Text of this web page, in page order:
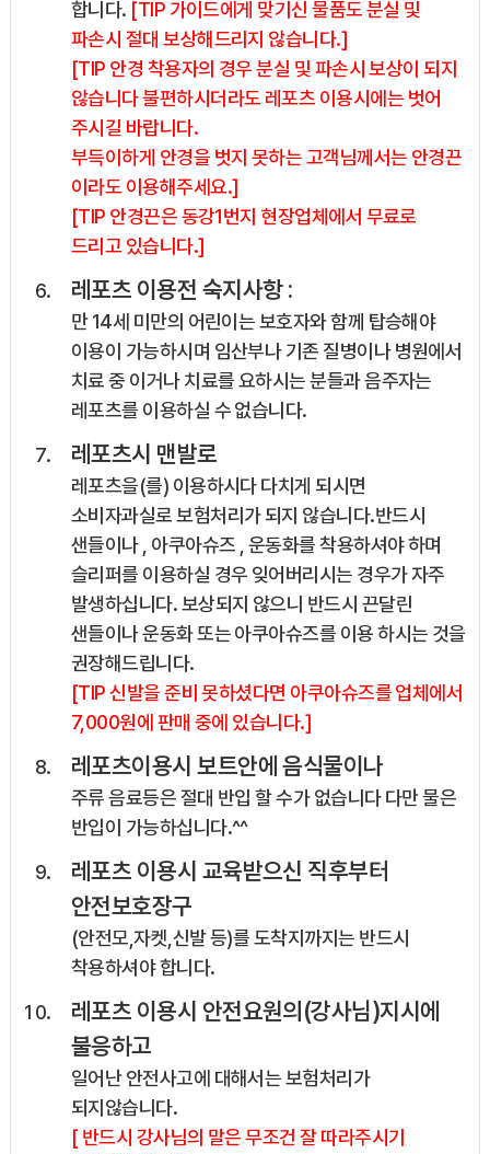
합니다. [TIP 가이드에게 맞기신 물품도 분실 및
파손시 절대 보상해드리지 않습니다.]
[TIP 안경 착용자의 경우 분실 및 파손시 보상이 되지
않습니다 불편하시더라도 레포츠 이용시에는 벗어
주시길 바랍니다.
부득이하게 안경을 벗지 못하는 고객님께서는 안경끈
이라도 이용해주세요.]
[TIP 안경끈은 동강1번지 현장업체에서 무료로
드리고 있습니다.]
레포츠 이용전 숙지사항 :
만 14세 미만의 어린이는 보호자와 함께 탑승해야
이용이 가능하시며 임산부나 기존 질병이나 병원에서
치료 중 이거나 치료를 요하시는 분들과 음주자는
레포츠를 이용하실 수 없습니다.
레포츠시 맨발로
레포츠을(를) 이용하시다 다치게 되시면
소비자과실로 보험처리가 되지 않습니다.반드시
샌들이나 , 아쿠아슈즈 , 운동화를 착용하셔야 하며
슬리퍼를 이용하실 경우 잊어버리시는 경우가 자주
발생하십니다. 보상되지 않으니 반드시 끈달린
샌들이나 운동화 또는 아쿠아슈즈를 이용 하시는 것을
권장해드립니다.
[TIP 신발을 준비 못하셨다면 아쿠아슈즈를 업체에서
7,000원에 판매 중에 있습니다.]
레포츠이용시 보트안에 음식물이나
주류 음료등은 절대 반입 할 수가 없습니다 다만 물은
반입이 가능하십니다.^^
레포츠 이용시 교육받으신 직후부터
안전보호장구
(안전모,자켓,신발 등)를 도착지까지는 반드시
착용하셔야 합니다.
레포츠 이용시 안전요원의(강사님)지시에
불응하고
일어난 안전사고에 대해서는 보험처리가
되지않습니다.
[ 반드시 강사님의 말은 무조건 잘 따라주시기